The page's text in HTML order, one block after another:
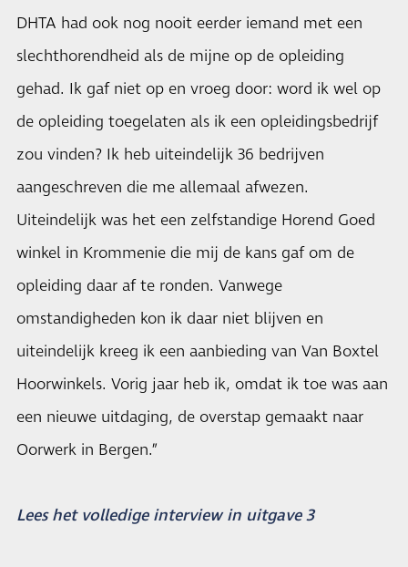
DHTA had ook nog nooit eerder iemand met een
slechthorendheid als de mijne op de opleiding
gehad. Ik gaf niet op en vroeg door: word ik wel op
de opleiding toegelaten als ik een opleidingsbedrijf
zou vinden? Ik heb uiteindelijk 36 bedrijven
aangeschreven die me allemaal afwezen.
Uiteindelijk was het een zelfstandige Horend Goed
winkel in Krommenie die mij de kans gaf om de
opleiding daar af te ronden. Vanwege
omstandigheden kon ik daar niet blijven en
uiteindelijk kreeg ik een aanbieding van Van Boxtel
Hoorwinkels. Vorig jaar heb ik, omdat ik toe was aan
een nieuwe uitdaging, de overstap gemaakt naar
Oorwerk in Bergen.”
Lees het volledige interview in uitgave 3